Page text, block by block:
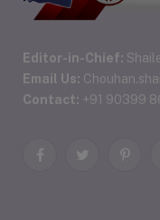
Editor-in-Chief:
Email Us:
Contact: +91 90399
FacebookTwitter